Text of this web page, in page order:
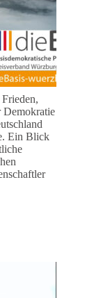
Demokratie
Ein Blick